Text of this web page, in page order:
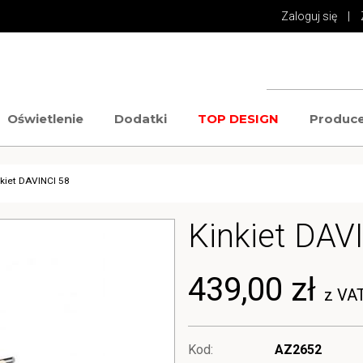
Zaloguj się
Oświetlenie Dodatki TOP DESIGN
DAVINCI 58
Kinkiet
439,00 zł z
Kod:
AZ2652